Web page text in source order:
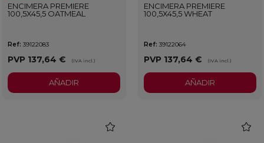
ENCIMERA PREMIERE
100,5X45,5 OATMEAL
Ref: 39122083
PVP 137,64 € (IVA incl.)
AÑADIR
ENCIMERA PREMIERE
100,5X45,5 WHEAT
Ref: 39122064
PVP 137,64 € (IVA incl.)
AÑADIR